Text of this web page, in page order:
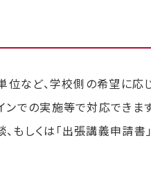
単位など、学校側の希望に
ンでの実施等で対応できま
もしくは「出張講義申請書